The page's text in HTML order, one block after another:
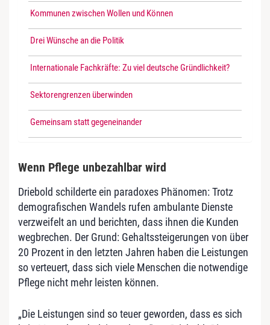
Kommunen zwischen Wollen und Können
Drei Wünsche an die Politik
Internationale Fachkräfte: Zu viel deutsche Gründlichkeit?
Sektorengrenzen überwinden
Gemeinsam statt gegeneinander
Wenn Pflege unbezahlbar wird
Driebold schilderte ein paradoxes Phänomen: Trotz
demografischen Wandels rufen ambulante Dienste
verzweifelt an und berichten, dass ihnen die Kunden
wegbrechen. Der Grund: Gehaltssteigerungen von über
20 Prozent in den letzten Jahren haben die Leistungen
so verteuert, dass sich viele Menschen die notwendige
Pflege nicht mehr leisten können.
„Die Leistungen sind so teuer geworden, dass es sich